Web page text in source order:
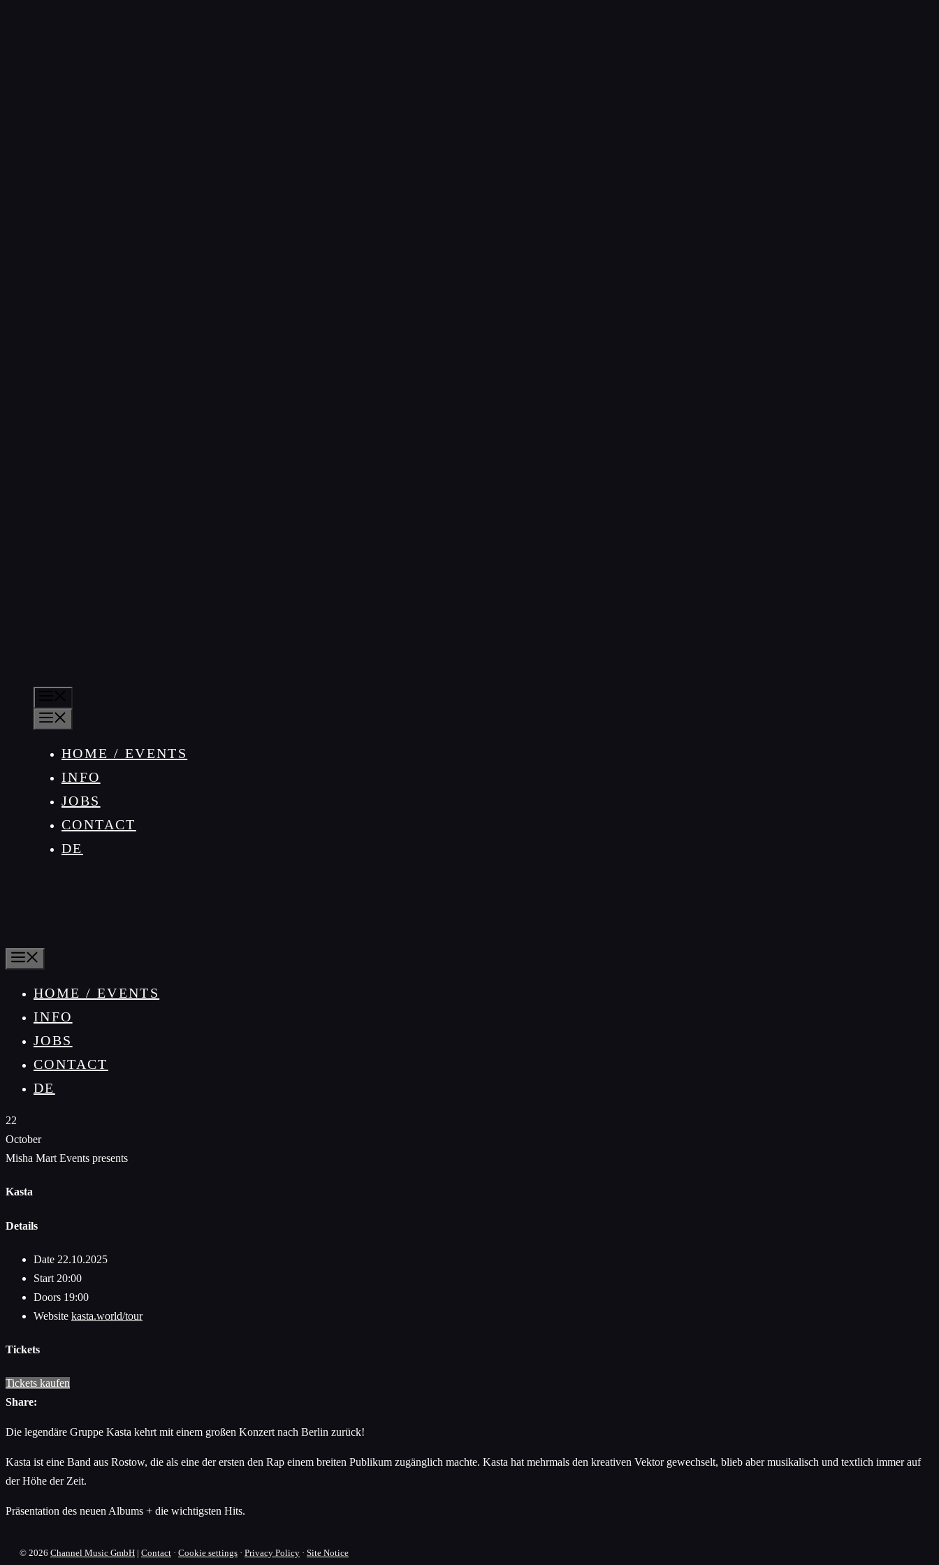
HOME / EVENTS
INFO
JOBS
CONTACT
DE
HOME / EVENTS
INFO
JOBS
CONTACT
DE
22
October
Misha Mart Events presents
Kasta
Details
Date 22.10.2025
Start 20:00
Doors 19:00
Website kasta.world/tour
Tickets
Tickets kaufen
Share:
Die legendäre Gruppe Kasta kehrt mit einem großen Konzert nach Berlin zurück!
Kasta ist eine Band aus Rostow, die als eine der ersten den Rap einem breiten Publikum zugänglich machte. Kasta hat mehrmals den kreativen Vektor gewechselt, blieb aber musikalisch und textlich immer auf
der Höhe der Zeit.
Präsentation des neuen Albums + die wichtigsten Hits.
© 2026 Channel Music GmbH | Contact · Cookie settings · Privacy Policy · Site Notice